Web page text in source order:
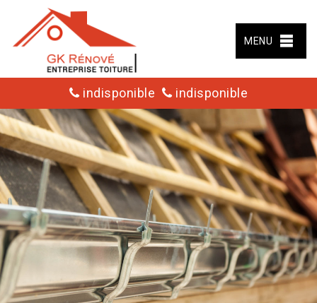
MENU
indisponible indisponible